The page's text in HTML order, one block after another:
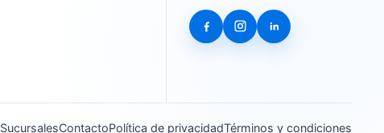
SucursalesContactoPolítica de privacidadTérminos y condiciones